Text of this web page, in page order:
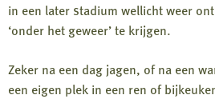
in een later stadium wellicht weer
‘onder het geweer’ te krijgen.
Zeker na een dag jagen, of na een
een eigen plek in een ren of